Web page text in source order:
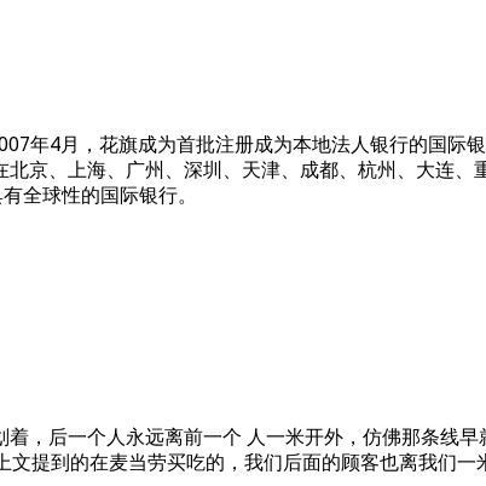
年4月，花旗成为首批注册成为本地法人银行的国际
京、上海、广州、深圳、天津、成都、杭州、大连
全球性的国际银行。
，后一个人永远离前一个 人一米开外，仿佛那条线
提到的在麦当劳买吃的，我们后面的顾客也离我们